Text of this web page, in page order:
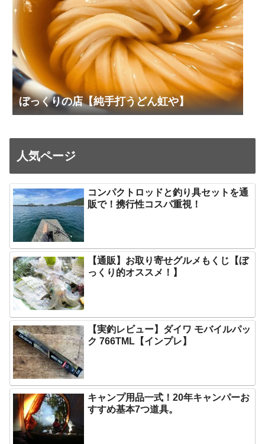
ぼっくりの店【純手打うどん虹や】
人気ページ
コンパクトロッドと釣り具セットを通
販で！携行性コスパ重視！
【通販】お取り寄せグルメもくじ【ぼ
っくり的オススメ！】
【実釣レビュー】ダイワ モバイルパッ
ク 766TML【インプレ】
キャンプ用品一式！20年キャンパーお
すすめ基本7つ道具。